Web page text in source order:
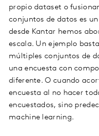
propio dataset o
conjuntos de datos es
desde Kantar hemos
escala. Un ejemplo
múltiples conjuntos de
una encuesta con
diferente. O cuando
encuesta al no hacer
encuestados, sino
machine learning.